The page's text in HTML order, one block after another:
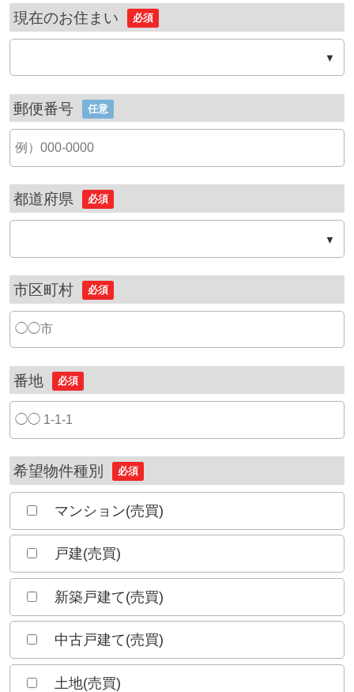
現在のお住まい 必須
郵便番号 任意
都道府県 必須
市区町村 必須
番地 必須
希望物件種別 必須
マンション(売買)
戸建(売買)
新築戸建て(売買)
中古戸建て(売買)
土地(売買)